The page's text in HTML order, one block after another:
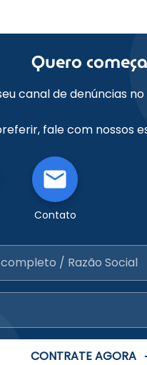
Quero
canal de denúncias
fale com nossos
Contato
CONTRATE AGORA